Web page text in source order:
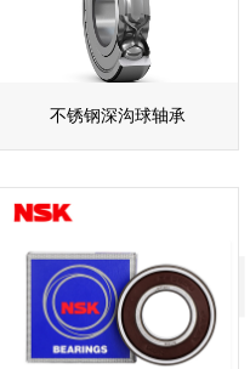
不锈钢深沟球轴承